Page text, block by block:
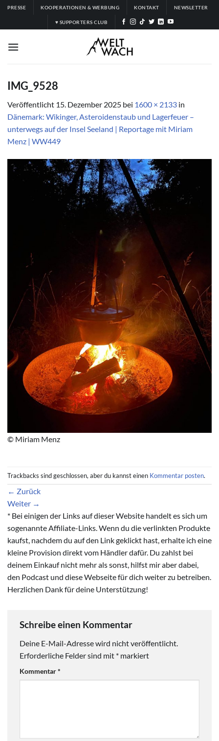
Zum
springen
PRESSE KOOPERATIONEN & WERBUNG KONTAKT NEWSLETTER
♥ SUPPORTERS CLUB
IMG_9528
Veröffentlicht 15. Dezember 2025 bei 1600 × 2133 in
Dänemark: Wikinger, Asteroidenstaub und Lagerfeuer –
unterwegs auf der Insel Seeland | Reportage mit Miriam
Menz | WW449
© Miriam Menz
Trackbacks sind geschlossen, aber du kannst einen Kommentar posten.
← Zurück
Weiter →
* Bei einigen der Links auf dieser Website handelt es sich um
sogenannte Affiliate-Links. Wenn du die verlinkten Produkte
kaufst, nachdem du auf den Link geklickt hast, erhalte ich eine
kleine Provision direkt vom Händler dafür. Du zahlst bei
deinem Einkauf nicht mehr als sonst, hilfst mir aber dabei,
den Podcast und diese Webseite für dich weiter zu betreiben.
Herzlichen Dank für deine Unterstützung!
Schreibe einen Kommentar
Deine E-Mail-Adresse wird nicht veröffentlicht.
Erforderliche Felder sind mit * markiert
Kommentar*